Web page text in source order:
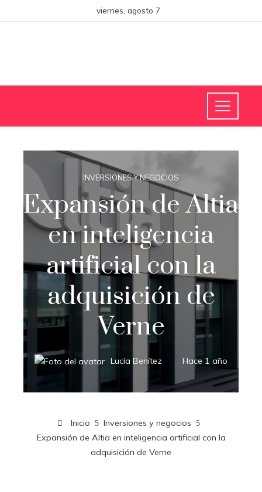
viernes, agosto 7
INVERSIONES Y NEGOCIOS
Expansión de Altia
en inteligencia
artificial con la
adquisición de
Verne
Lucía Benítez Hace 1 año
Inicio
Inversiones y negocios
Expansión de Altia en inteligencia artificial con la
adquisición de Verne